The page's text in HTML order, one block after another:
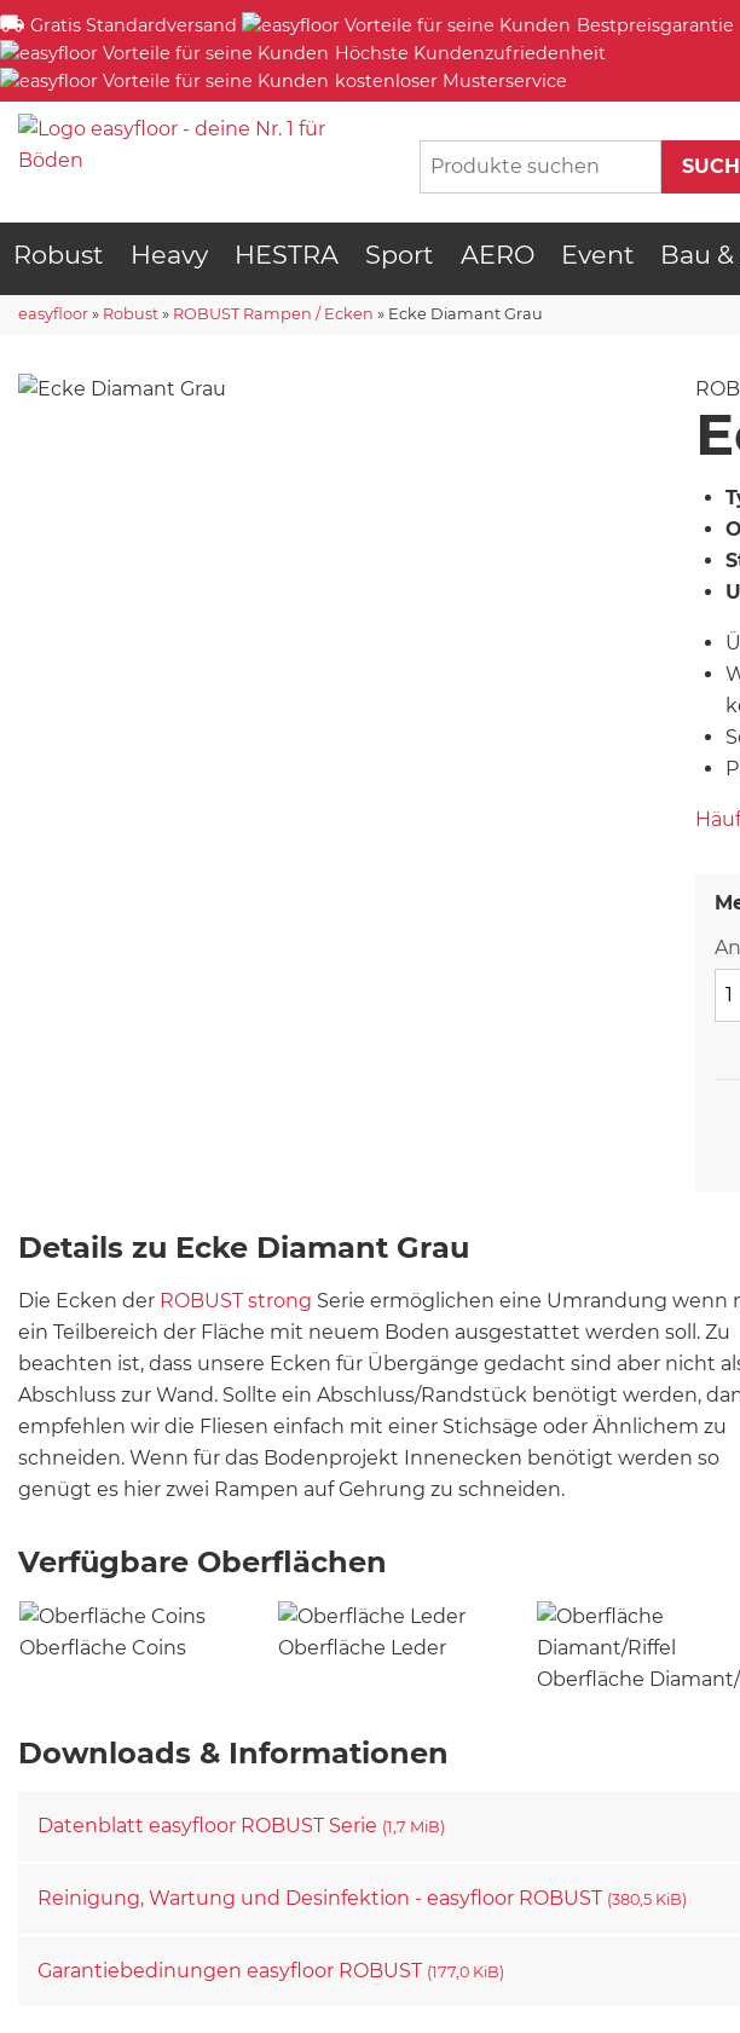
Gratis Standardversand
Bestpreisgarantie
Höchste Kundenzufriedenheit
kostenloser Musterservice
Robust Heavy HESTRA Sport AERO Event Bau
easyfloor » Robust » ROBUST Rampen / Ecken » Ecke Diamant Grau
Details zu Ecke Diamant Grau
Die Ecken der ROBUST strong Serie ermöglichen eine Umrandung wenn
ein Teilbereich der Fläche mit neuem Boden ausgestattet werden soll. Zu
beachten ist, dass unsere Ecken für Übergänge gedacht sind aber nicht
Abschluss zur Wand. Sollte ein Abschluss/Randstück benötigt werden,
empfehlen wir die Fliesen einfach mit einer Stichsäge oder Ähnlichem zu
schneiden. Wenn für das Bodenprojekt Innenecken benötigt werden so
genügt es hier zwei Rampen auf Gehrung zu schneiden.
Verfügbare Oberflächen
Oberfläche Coins
Oberfläche Leder
Oberfläche Diamant/
Downloads & Informationen
Datenblatt easyfloor ROBUST Serie (1,7 MiB)
Reinigung, Wartung und Desinfektion - easyfloor ROBUST (380,5 KiB)
Garantiebedinungen easyfloor ROBUST (177,0 KiB)